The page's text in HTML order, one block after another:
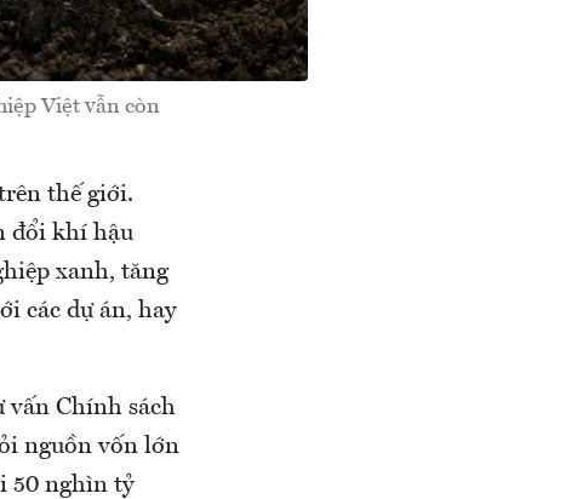
Việt vẫn còn
thế giới.
đổi khí hậu
xanh, tăng
các dự án, hay
vấn Chính sách
nguồn vốn lớn
50 nghìn tỷ